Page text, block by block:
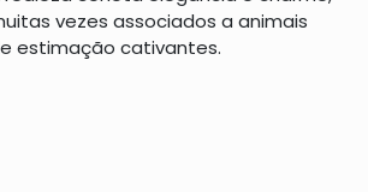
vezes associados a animais
estimação cativantes.